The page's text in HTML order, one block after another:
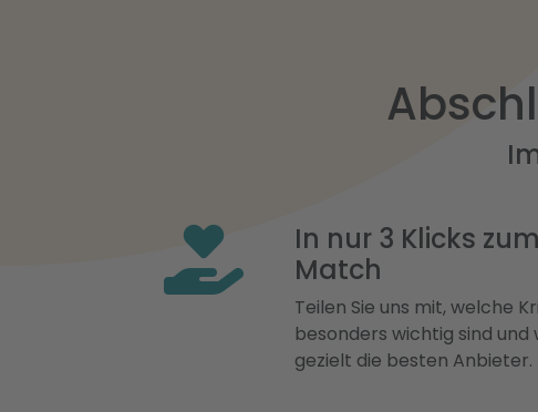
In nur 3 Klicks
Match
Teilen Sie uns mit, welche
besonders wichtig sind und
gezielt die besten Anbieter.